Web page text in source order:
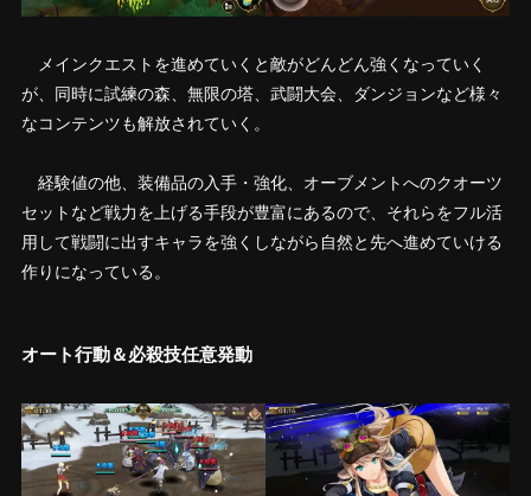
メインクエストを進めていくと敵がどんどん強くなっていく
が、同時に試練の森、無限の塔、武闘大会、ダンジョンなど様々
なコンテンツも解放されていく。
経験値の他、装備品の入手・強化、オーブメントへのクオーツ
セットなど戦力を上げる手段が豊富にあるので、それらをフル活
用して戦闘に出すキャラを強くしながら自然と先へ進めていける
作りになっている。
オート行動＆必殺技任意発動